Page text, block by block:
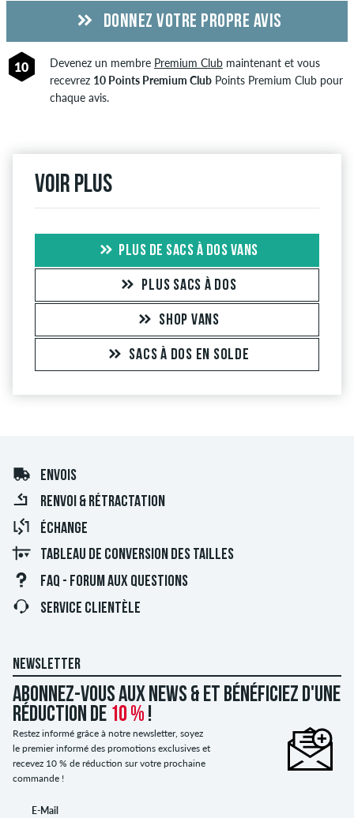
DONNEZ VOTRE PROPRE AVIS
10 Devenez un membre Premium Clubmaintenant et vous
recevrez 10 Points Premium ClubPoints Premium Club pour
chaque avis.
Voir plus
PLUS DE SACS À DOS VANS
PLUS SACS À DOS
SHOP VANS
SACS À DOS EN SOLDE
ENVOIS
RENVOI & RÉTRACTATION
ÉCHANGE
TABLEAU DE CONVERSION DES TAILLES
FAQ - FORUM AUX QUESTIONS
SERVICE CLIENTÈLE
NEWSLETTER
Abonnez-vous aux news & et bénéficiez d'une
réduction de 10 % !
Restez informé grâce à notre newsletter, soyez
le premier informé des promotions exclusives et
recevez 10 % de réduction sur votre prochaine
commande !
E-Mail